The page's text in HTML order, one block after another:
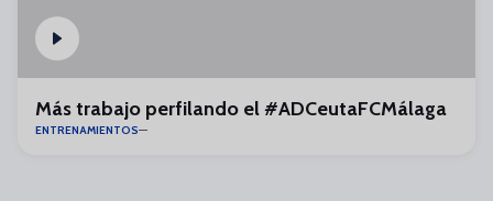
Más trabajo perfilando el #ADCeutaFCMálaga
ENTRENAMIENTOS